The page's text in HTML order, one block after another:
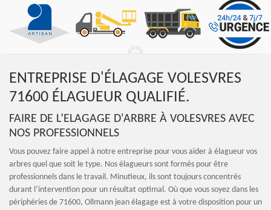
ENTREPRISE D'ÉLAGAGE VOLESVRES
71600 ÉLAGUEUR QUALIFIÉ.
FAIRE DE L’ELAGAGE D'ARBRE À VOLESVRES AVEC
NOS PROFESSIONNELS
Vous pouvez faire appel à notre entreprise pour vous aider à élagueur vos
arbres quel que soit le type. Nos élagueurs sont formés pour être
professionnels dans le travail. Minutieux, ils sont toujours concentrés
durant l’intervention pour un résultat optimal. Où que vous soyez dans les
périphéries de 71600, Ollmann jean élagage est à votre disposition pour un